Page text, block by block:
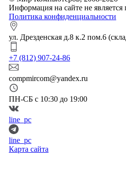
Информация на сайте не
Политика конфиденциальности
ул. Дрезденская д.8 к.2 пом.6
+7 (812) 907-24-86
compmircom@yandex.ru
ПН-СБ с 10:30 до 19:00
line_pc
line_pc
Карта сайта